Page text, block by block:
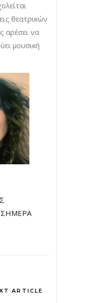
θεατρικών
αρέσει να
μουσική
ARTICLE